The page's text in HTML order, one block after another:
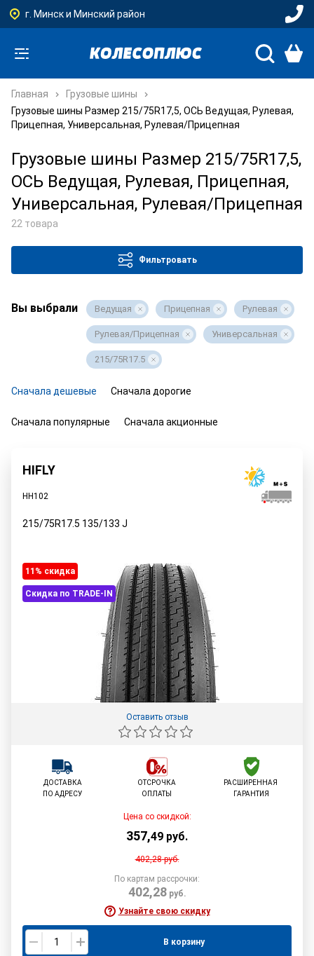
г. Минск и Минский район
Главная
Грузовые шины
Грузовые шины Размер 215/75R17,5, ОСЬ Ведущая, Рулевая,
Прицепная, Универсальная, Рулевая/Прицепная
Грузовые шины Размер 215/75R17,5,
ОСЬ Ведущая, Рулевая, Прицепная,
Универсальная, Рулевая/Прицепная
22 товара
Фильтровать
Вы выбрали Ведущая Прицепная Рулевая
Рулевая/Прицепная Универсальная
215/75R17.5
Сначала дешевые Сначала дорогие
Сначала популярные Сначала акционные
HIFLY
HH102
215/75R17.5 135/133 J
11% cкидка
Скидка по TRADE-IN
Оставить отзыв
ДОСТАВКА
ПО АДРЕСУ
ОТСРОЧКА
ОПЛАТЫ
РАСШИРЕННАЯ
ГАРАНТИЯ
Цена со скидкой:
357,49 руб.
402,28руб.
По картам рассрочки:
402,28руб.
Узнайте свою скидку
В корзину